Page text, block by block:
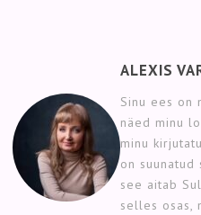
ALEXIS
Sinu ees on
näed minu
minu
on
see aitab
selles osas,